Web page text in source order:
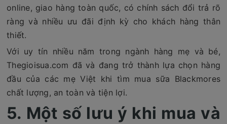
online, giao hàng toàn quốc, có chính sách đổi trả rõ
ràng và nhiều ưu đãi định kỳ cho khách hàng thân
thiết.
Với uy tín nhiều năm trong ngành hàng mẹ và bé,
Thegioisua.com đã và đang trở thành lựa chọn hàng
đầu của các mẹ Việt khi tìm mua sữa Blackmores
chất lượng, an toàn và tiện lợi.
5. Một số lưu ý khi mua và